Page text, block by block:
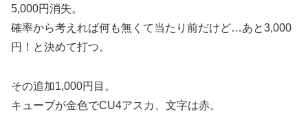
5,000円消失。
確率から考えれば何も無くて当たり前だけど…あと3,000
円！と決めて打つ。
その追加1,000円目。
キューブが金色でCU4アスカ、文字は赤。